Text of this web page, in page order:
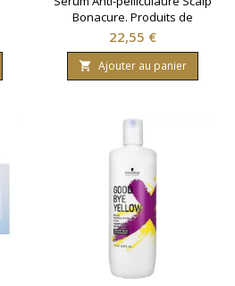
Bonacure. Produits de
coiffure Schwarzkopf.
Contenance: 100ml
Prix
22,55 €
 Ajouter au panier